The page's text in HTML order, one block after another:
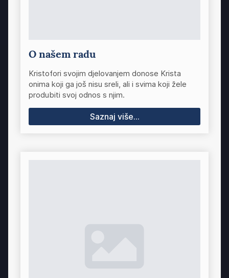
O našem radu
Kristofori svojim djelovanjem donose Krista
onima koji ga još nisu sreli, ali i svima koji žele
produbiti svoj odnos s njim.
Saznaj više...